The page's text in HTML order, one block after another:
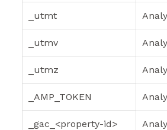
_utmt
_utmv
_utmz
_AMP_TOKEN
_gac_<property-id>